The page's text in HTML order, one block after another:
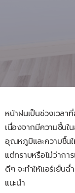
หน้าฝนเป็นช่วงเวลา
เนื่องจากมีความชื้น
อุณหภูมิและความชื้น
แต่ทราบหรือไม่ว่ากา
ดีๆ จะทำให้แอร์เย็น
แนะนำ